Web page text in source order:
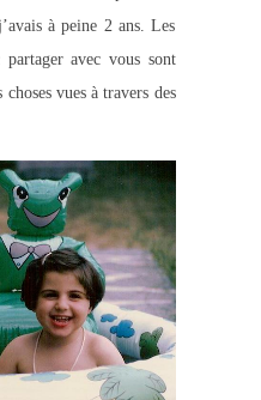
à peine 2 ans. Les
avec vous sont
vues à travers des